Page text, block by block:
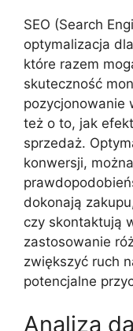
SEO (Search
optymalizacja
które razem
skuteczność
pozycjonowanie
też o to, jak
sprzedaż.
konwersji,
dokonają
czy skontaktują
zastosowanie
zwiększyć ruch
potencjalne
Analiza